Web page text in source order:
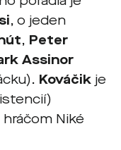
, o jeden
, Peter
Assinor
Kováčik je
Niké